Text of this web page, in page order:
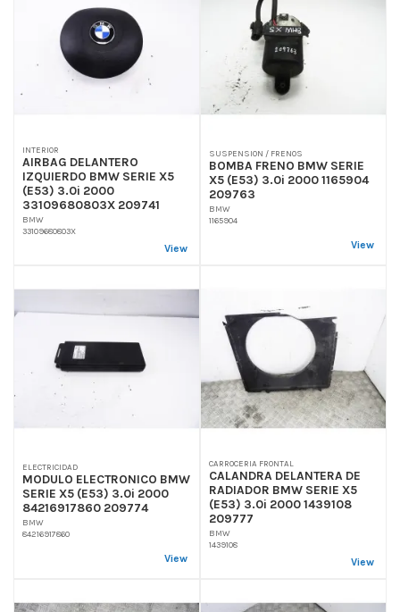
INTERIOR
AIRBAG DELANTERO
IZQUIERDO BMW SERIE X5
(E53) 3.0i 2000
33109680803X 209741
BMW
33109680803X
View
SUSPENSION / FRENOS
BOMBA FRENO BMW SERIE
X5 (E53) 3.0i 2000 1165904
209763
BMW
1165904
View
ELECTRICIDAD
MODULO ELECTRONICO BMW
SERIE X5 (E53) 3.0i 2000
84216917860 209774
BMW
84216917860
View
CARROCERIA FRONTAL
CALANDRA DELANTERA DE
RADIADOR BMW SERIE X5
(E53) 3.0i 2000 1439108
209777
BMW
1439108
View